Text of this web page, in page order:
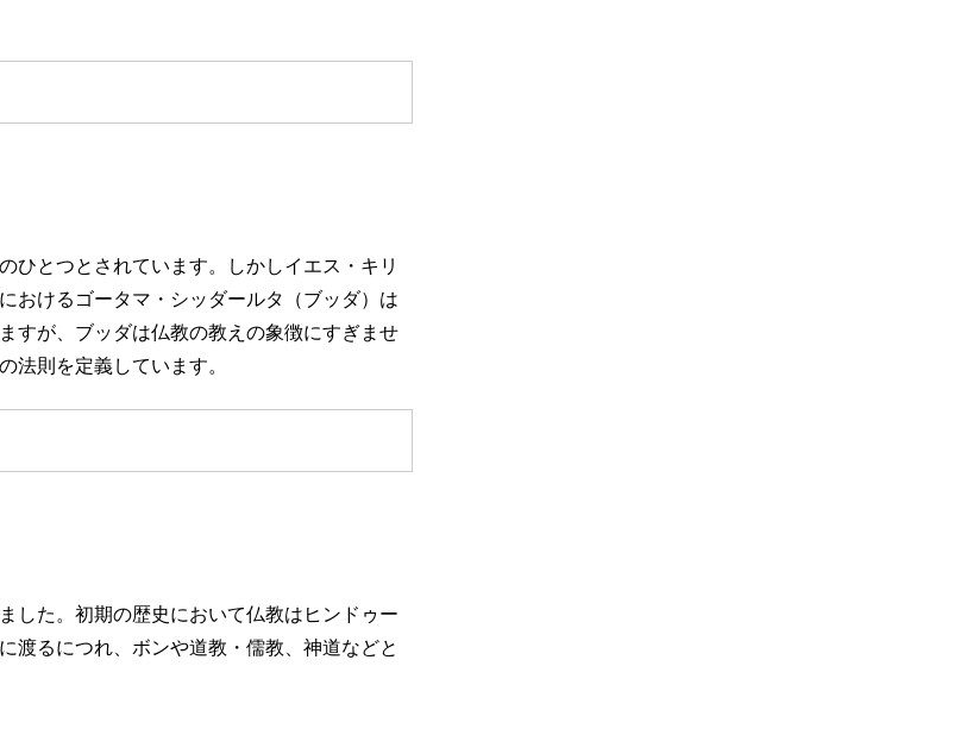
ひとつとされています。しかしイエス・キリ
おけるゴータマ・シッダールタ（ブッダ）は
すが、ブッダは仏教の教えの象徴にすぎませ
法則を定義しています。
した 。初期の歴史において仏教はヒンドゥー
渡るにつれ、ボンや道教・儒教、神道などと